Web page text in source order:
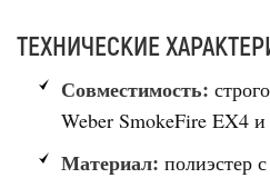
ТЕХНИЧЕСКИЕ
Совместимость:
Weber SmokeFire EX4
Материал: полиэстер